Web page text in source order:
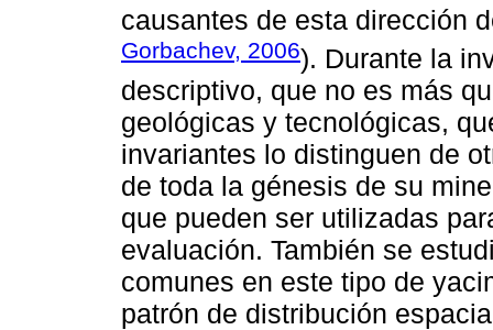
causantes de esta dirección
Gorbachev, 2006). Durante la
descriptivo, que no es más
geológicas y tecnológicas,
invariantes lo distinguen de
de toda la génesis de su
que pueden ser utilizadas
evaluación. También se
comunes en este tipo de
patrón de distribución